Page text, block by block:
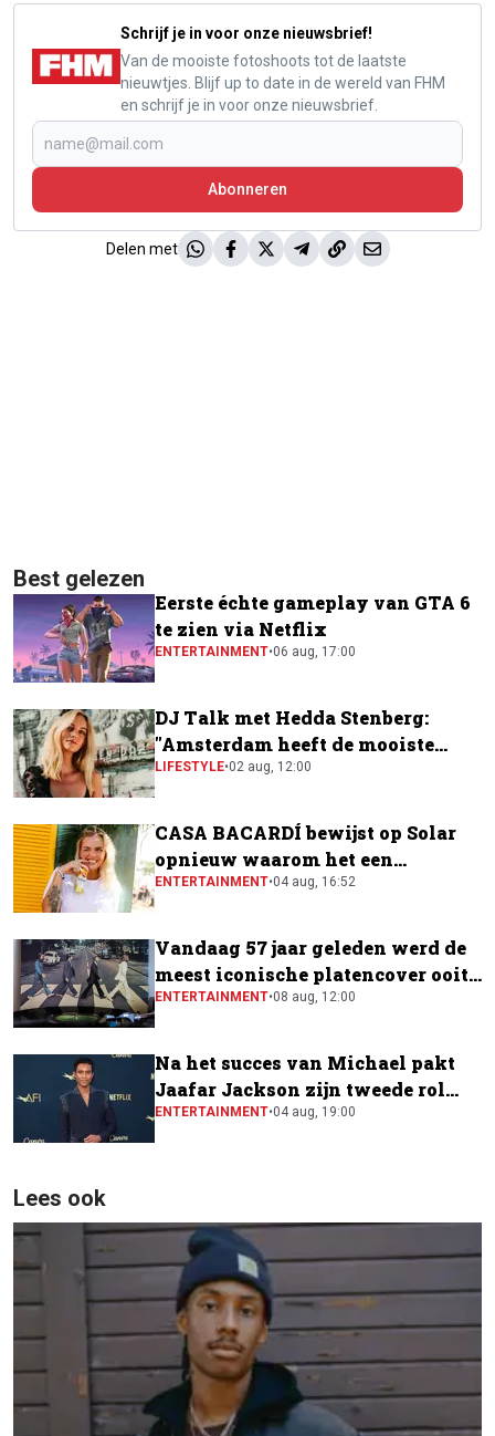
Schrijf je in voor onze nieuwsbrief!
Van de mooiste fotoshoots tot de laatste
nieuwtjes. Blijf up to date in de wereld van FHM
en schrijf je in voor onze nieuwsbrief.
Abonneren
Delen met
Best gelezen
Eerste échte gameplay van GTA 6
te zien via Netflix
ENTERTAINMENT•06 aug, 17:00
DJ Talk met Hedda Stenberg:
"Amsterdam heeft de mooiste
festivalscene van Europa"
LIFESTYLE•02 aug, 12:00
CASA BACARDÍ bewijst op Solar
opnieuw waarom het een
festivalfavoriet is
ENTERTAINMENT•04 aug, 16:52
Vandaag 57 jaar geleden werd de
meest iconische platencover ooit
gemaakt
ENTERTAINMENT•08 aug, 12:00
Na het succes van Michael pakt
Jaafar Jackson zijn tweede rol
naast Will Smith
ENTERTAINMENT•04 aug, 19:00
Lees ook